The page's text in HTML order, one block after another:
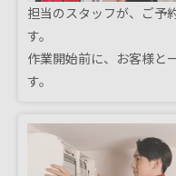
担当のスタッフが、ご予
す。
作業開始前に、お客様と
す。